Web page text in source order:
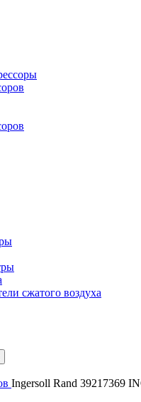
сжатого воздуха
Ingersoll Rand 39217369